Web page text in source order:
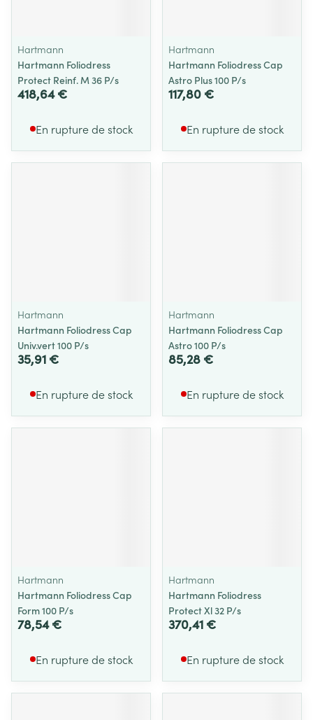
Hartmann
Hartmann Foliodress
Protect Reinf. M 36 P/s
418,64 €
En rupture de stock
Hartmann
Hartmann Foliodress Cap
Astro Plus 100 P/s
117,80 €
En rupture de stock
Hartmann
Hartmann Foliodress Cap
Univ.vert 100 P/s
35,91 €
En rupture de stock
Hartmann
Hartmann Foliodress Cap
Astro 100 P/s
85,28 €
En rupture de stock
Hartmann
Hartmann Foliodress Cap
Form 100 P/s
78,54 €
En rupture de stock
Hartmann
Hartmann Foliodress
Protect Xl 32 P/s
370,41 €
En rupture de stock